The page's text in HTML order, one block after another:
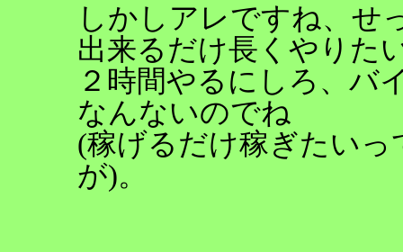
しかしアレですね、せ
出来るだけ長くやりた
２時間やるにしろ、バ
なんないのでね
(稼げるだけ稼ぎたい
が)。